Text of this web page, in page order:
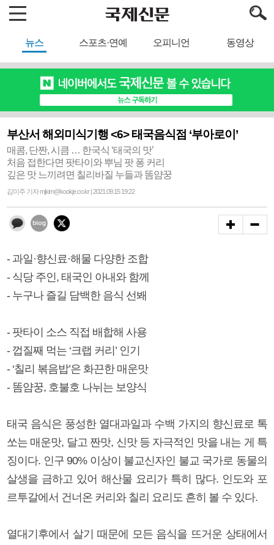
뉴스 스포츠·연예 오피니언 동영상
부산서 해외미식기행 <6> 태국음식점 ‘부아로이’
매콤, 단짠, 시큼 … 한국식 ‘태국의 맛’
처음 접한다면 팟타이와 뿌님 팟 퐁 커리
깊은 맛 느끼려면 칠리바질 누들과 똠얌꿍
김미주 기자 mjkim@kookje.co.kr | 2021.09.15 19:22
- 과일·향신료·해물 다양한 조합
- 식당 주인, 태국인 아내와 함께
- 누구나 즐길 담백한 음식 선봬
- 팟타이 소스 직접 배합해 사용
- 껍질째 먹는 ‘크랩 커리’ 인기
- ‘칠리 볶음밥’은 화끈한 매운맛
- 똠얌꿍, 호불호 나뉘는 보양식
태국 음식은 풍성한 열대과일과 수백 가지의 향신료로 톡
쏘는 매운맛, 달고 짠맛, 신맛 등 자극적인 맛을 내는 게 특
징이다. 인구 90% 이상이 불교신자인 불교 국가로 동물의
살생을 금하고 있어 해산물 요리가 특히 많다. 인도와 포
르투갈에서 건너온 커리와 칠리 요리도 흔히 볼 수 있다.
열대기후에서 살기 때문에 모든 음식을 뜨거운 상태에서